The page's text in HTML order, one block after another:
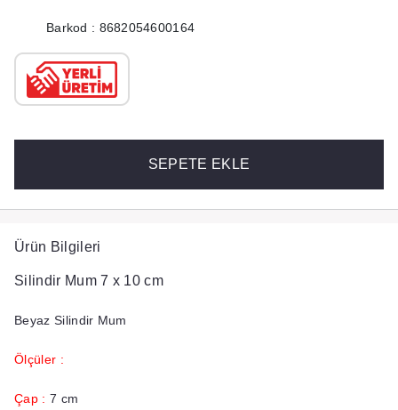
Barkod : 8682054600164
SEPETE EKLE
Ürün Bilgileri
Silindir Mum 7 x 10 cm
Beyaz Silindir Mum
Ölçüler :
Çap : 7 cm